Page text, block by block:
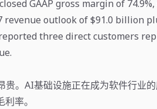
GAAP gross margin of
revenue outlook of $91.0 billion
three direct customers
贵。AI基础设施正在成为软件行业
率。